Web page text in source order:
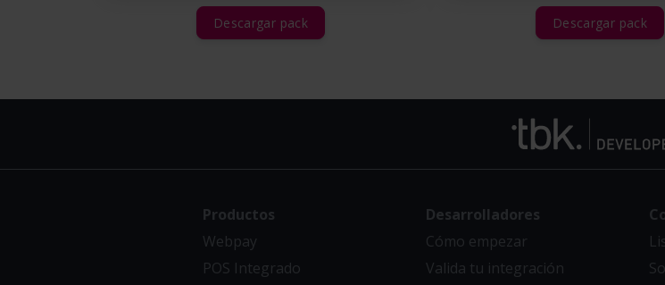
Descargar pack Descargar pack
Productos
Webpay
POS Integrado
Desarrolladores
Cómo empezar
Valida tu integración